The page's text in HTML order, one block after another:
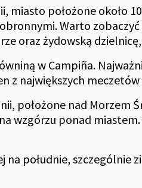
miasto położone około
Warto
oraz żydowską
w Campiña.
z największych meczetów
położone nad Morzem
wzgórzu ponad
na południe,